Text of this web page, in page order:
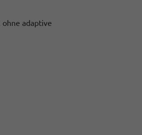
ohne adaptive